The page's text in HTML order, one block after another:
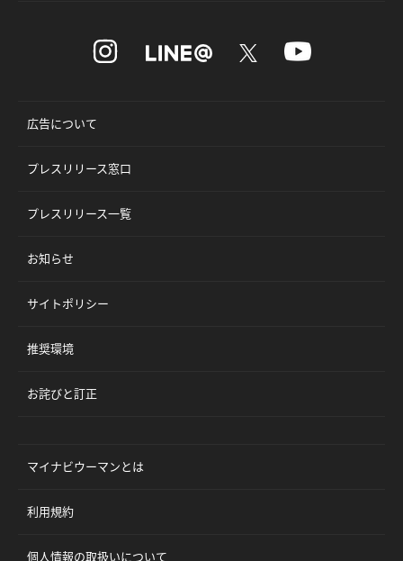
広告について
プレスリリース窓口
プレスリリース一覧
お知らせ
サイトポリシー
推奨環境
お詫びと訂正
マイナビウーマンとは
利用規約
個人情報の取扱いについて